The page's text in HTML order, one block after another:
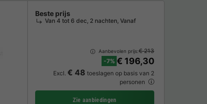
Magnetron Oven
Beste prijs
Van 4 tot 6 dec, 2 nachten, Vanaf
Aanbevolen prijs:€ 213
-7% € 196,30
Excl. € 48 toeslagen op basis van 2
personen
Zie aanbiedingen